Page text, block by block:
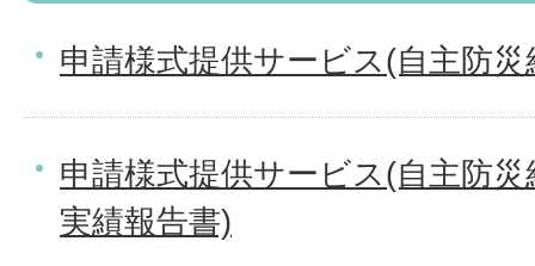
申請様式提供サービス(自主防
申請様式提供サービス(自主防
実績報告書)